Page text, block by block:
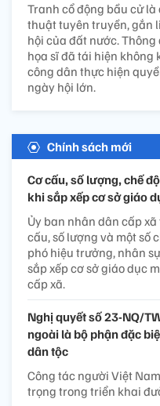
Tranh cổ động bầu cử
thuật tuyên truyền, gắn
hội của đất nước.
họa sĩ đã tái hiện
công dân thực hiện
ngày hội lớn.
Chính sách mới
Cơ cấu, số lượng, chế
khi sắp xếp cơ sở giáo
Ủy ban nhân dân cấp
cấu, số lượng và một số
phó hiệu trưởng, nhân
sắp xếp cơ sở giáo dục
cấp xã.
Nghị quyết số 23-NQ/
ngoài là bộ phận đặc
dân tộc
Công tác người Việt
trọng trong triển khai